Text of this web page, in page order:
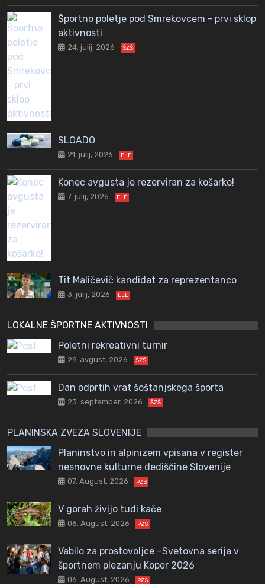
Športno poletje pod Smrekovcem - prvi sklop
aktivnosti
24. julij, 2026 ŠZŠ
SLOADO
21. julij, 2026 ELE
Konec avgusta je rezerviran za košarko!
7. julij, 2026 ELE
Tit Maličevič kandidat za reprezentanco
3. julij, 2026 ELE
LOKALNE ŠPORTNE AKTIVNOSTI
Poletni rekreativni turnir
29. avgust, 2026 ŠZŠ
Dan odprtih vrat šoštanjskega športa
23. september, 2026 ŠZŠ
PLANINSKA ZVEZA SLOVENIJE
Planinstvo in alpinizem vpisana v register
nesnovne kulturne dediščine Slovenije
07. August, 2026 PZS
V gorah živijo tudi kače
06. August, 2026 PZS
Vabilo za prostovoljce –Svetovna serija v
športnem plezanju Koper 2026
06. August, 2026 PZS